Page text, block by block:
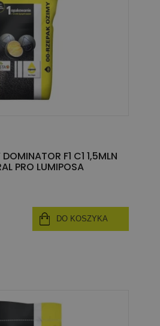
F1 C1 1,5MLN
PRO LUMIPOSA
DO KOSZYKA